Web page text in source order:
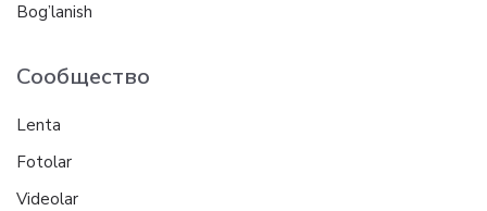
Bog’lanish
Сообщество
Lenta
Fotolar
Videolar